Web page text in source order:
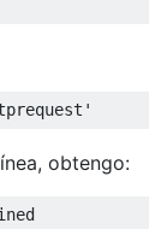
obtengo: